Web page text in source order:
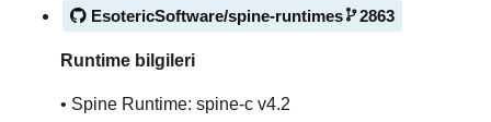
EsotericSoftware/spine-runtimes
2863
Runtime bilgileri
• Spine Runtime: spine-c v4.2